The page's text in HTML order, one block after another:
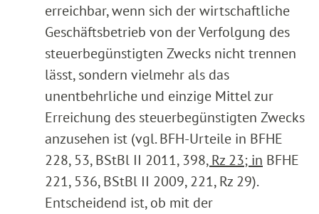
erreichbar, wenn sich der wirtschaftliche
Geschäftsbetrieb von der Verfolgung des
steuerbegünstigten Zwecks nicht trennen
lässt, sondern vielmehr als das
unentbehrliche und einzige Mittel zur
Erreichung des steuerbegünstigten Zwecks
anzusehen ist (vgl. BFH-Urteile in BFHE
228, 53, BStBl II 2011, 398, Rz 23; in BFHE
221, 536, BStBl II 2009, 221, Rz 29).
Entscheidend ist, ob mit der